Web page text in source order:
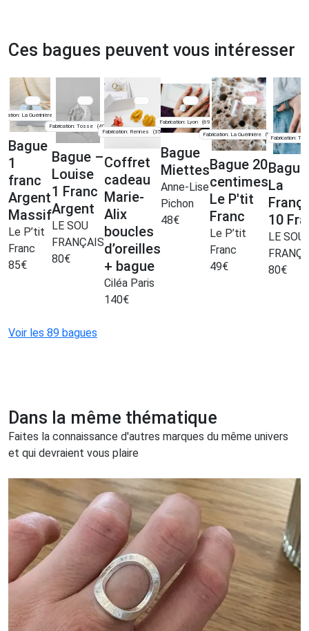
Ces bagues peuvent vous intéresser
La Guérinière
Bague
1
franc
Argent
Massif
Le P’tit
Franc
85€
Fabrication: Tosse (40)
Bague –
Louise
1 Franc
Argent
LE SOU
FRANÇAIS
80€
Fabrication: Rennes (35)
Coffret
cadeau
Marie-
Alix
boucles
d’oreilles
+ bague
Ciléa Paris
140€
Fabrication: Lyon (69)
Bague
Miettes
Anne-Lise
Pichon
48€
Fabrication: La Guérinière (85)
Bague 20
centimes
Le P'tit
Franc
Le P’tit
Franc
49€
Fabrication:
La
10
LE SOU
80€
Voir les 89 bagues
Dans la même thématique
Faites la connaissance d'autres marques du même univers
et qui devraient vous plaire